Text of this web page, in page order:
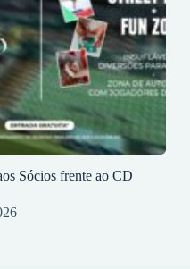
Sócios frente ao CD